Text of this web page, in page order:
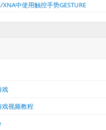
中使用触控手势GESTURE
戏
视频教程